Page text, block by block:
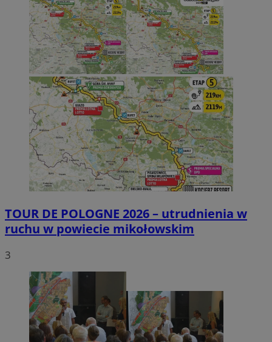
TOUR DE POLOGNE 2026 – utrudnienia w
ruchu w powiecie mikołowskim
3